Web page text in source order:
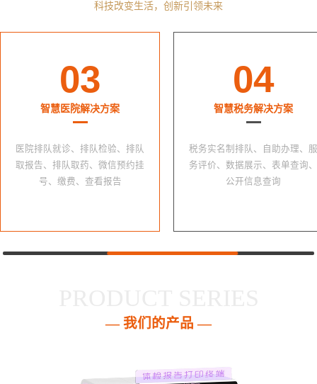
科技改变生活，创新引领未来
03
智慧医院解决方案
医院排队就诊、排队检验、排队
取报告、排队取药、微信预约挂
号、缴费、查看报告
04
智慧税务解决方案
税务实名制排队、自助办理、服
务评价、数据展示、表单查询、
公开信息查询
— 我们的产品 —